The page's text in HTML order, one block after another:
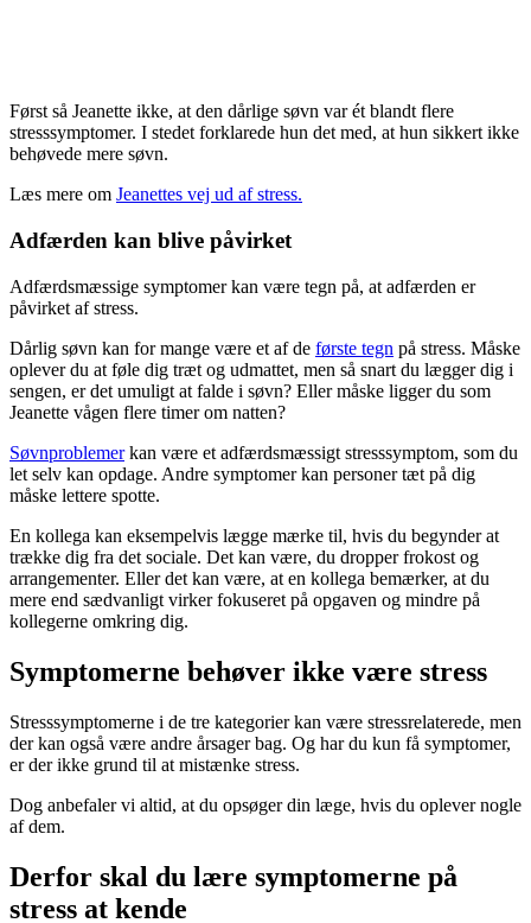
Først så Jeanette ikke, at den dårlige søvn var ét blandt flere
stresssymptomer. I stedet forklarede hun det med, at hun sikkert ikke
behøvede mere søvn.
Læs mere om Jeanettes vej ud af stress.
Adfærden kan blive påvirket
Adfærdsmæssige symptomer kan være tegn på, at adfærden er
påvirket af stress.
Dårlig søvn kan for mange være et af de første tegn på stress. Måske
oplever du at føle dig træt og udmattet, men så snart du lægger dig i
sengen, er det umuligt at falde i søvn? Eller måske ligger du som
Jeanette vågen flere timer om natten?
Søvnproblemerkan være et adfærdsmæssigt stresssymptom, som du
let selv kan opdage. Andre symptomer kan personer tæt på dig
måske lettere spotte.
En kollega kan eksempelvis lægge mærke til, hvis du begynder at
trække dig fra det sociale. Det kan være, du dropper frokost og
arrangementer. Eller det kan være, at en kollega bemærker, at du
mere end sædvanligt virker fokuseret på opgaven og mindre på
kollegerne omkring dig.
Symptomerne behøver ikke være stress
Stresssymptomerne i de tre kategorier kan være stressrelaterede, men
der kan også være andre årsager bag. Og har du kun få symptomer,
er der ikke grund til at mistænke stress.
Dog anbefaler vi altid, at du opsøger din læge, hvis du oplever nogle
af dem.
Derfor skal du lære symptomerne på
stress at kende